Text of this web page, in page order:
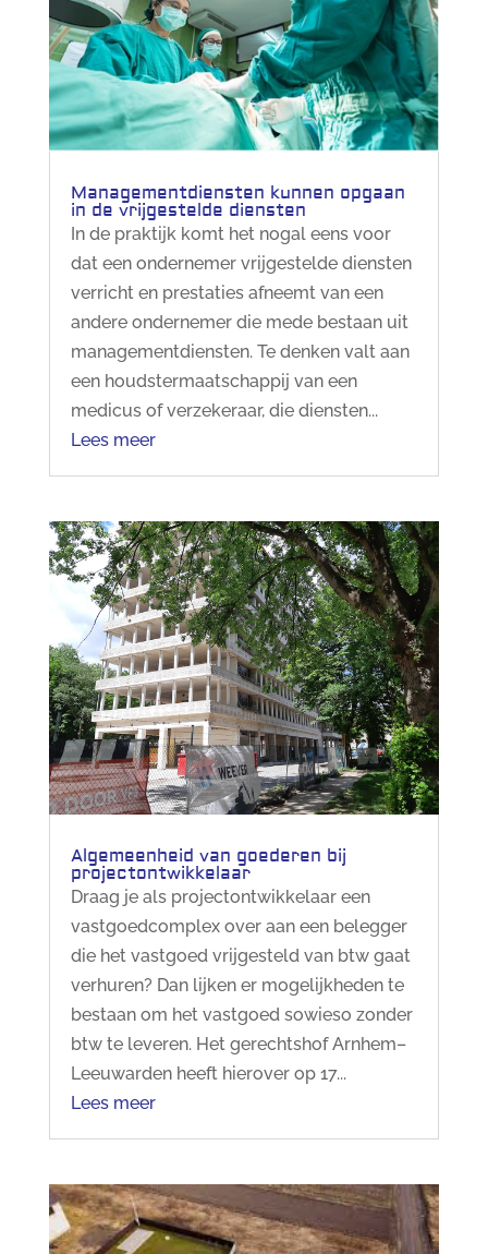
Managementdiensten kunnen opgaan
in de vrijgestelde diensten
In de praktijk komt het nogal eens voor
dat een ondernemer vrijgestelde diensten
verricht en prestaties afneemt van een
andere ondernemer die mede bestaan uit
managementdiensten. Te denken valt aan
een houdstermaatschappij van een
medicus of verzekeraar, die diensten...
Lees meer
Algemeenheid van goederen bij
projectontwikkelaar
Draag je als projectontwikkelaar een
vastgoedcomplex over aan een belegger
die het vastgoed vrijgesteld van btw gaat
verhuren? Dan lijken er mogelijkheden te
bestaan om het vastgoed sowieso zonder
btw te leveren. Het gerechtshof Arnhem–
Leeuwarden heeft hierover op 17...
Lees meer